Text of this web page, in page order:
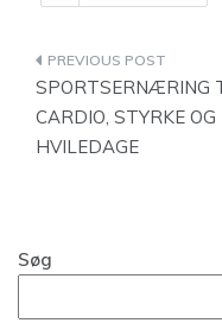
SPORTSERNÆRING
CARDIO, STYRKE OG
HVILEDAGE
Søg